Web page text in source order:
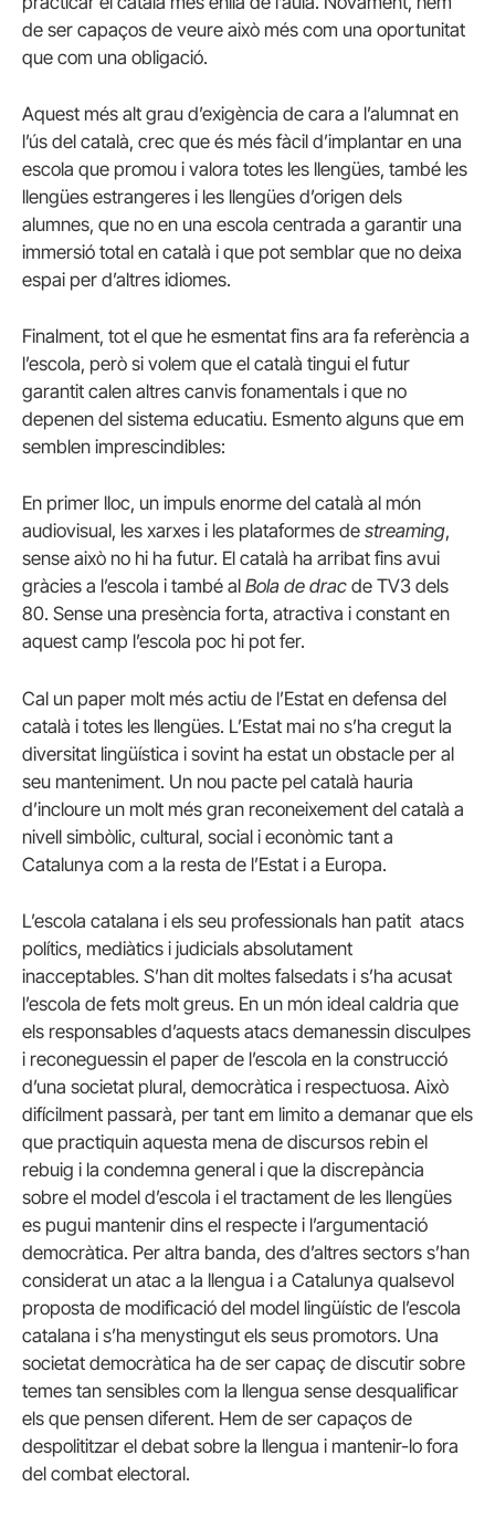
de ser capaços de veure això més com una oportunitat
que com una obligació.
Aquest més alt grau d’exigència de cara a l’alumnat en
l’ús del català, crec que és més fàcil d’implantar en una
escola que promou i valora totes les llengües, també les
llengües estrangeres i les llengües d’origen dels
alumnes, que no en una escola centrada a garantir una
immersió total en català i que pot semblar que no deixa
espai per d’altres idiomes.
Finalment, tot el que he esmentat fins ara fa referència a
l’escola, però si volem que el català tingui el futur
garantit calen altres canvis fonamentals i que no
depenen del sistema educatiu. Esmento alguns que em
semblen imprescindibles:
En primer lloc, un impuls enorme del català al món
audiovisual, les xarxes i les plataformes de streaming,
sense això no hi ha futur. El català ha arribat fins avui
gràcies a l’escola i també al Bola de drac de TV3 dels
80. Sense una presència forta, atractiva i constant en
aquest camp l’escola poc hi pot fer.
Cal un paper molt més actiu de l’Estat en defensa del
català i totes les llengües. L’Estat mai no s’ha cregut la
diversitat lingüística i sovint ha estat un obstacle per al
seu manteniment. Un nou pacte pel català hauria
d’incloure un molt més gran reconeixement del català a
nivell simbòlic, cultural, social i econòmic tant a
Catalunya com a la resta de l’Estat i a Europa.
L’escola catalana i els seu professionals han patit atacs
polítics, mediàtics i judicials absolutament
inacceptables. S’han dit moltes falsedats i s’ha acusat
l’escola de fets molt greus. En un món ideal caldria que
els responsables d’aquests atacs demanessin disculpes
i reconeguessin el paper de l’escola en la construcció
d’una societat plural, democràtica i respectuosa. Això
difícilment passarà, per tant em limito a demanar que els
que practiquin aquesta mena de discursos rebin el
rebuig i la condemna general i que la discrepància
sobre el model d’escola i el tractament de les llengües
es pugui mantenir dins el respecte i l’argumentació
democràtica. Per altra banda, des d’altres sectors s’han
considerat un atac a la llengua i a Catalunya qualsevol
proposta de modificació del model lingüístic de l’escola
catalana i s’ha menystingut els seus promotors. Una
societat democràtica ha de ser capaç de discutir sobre
temes tan sensibles com la llengua sense desqualificar
els que pensen diferent. Hem de ser capaços de
despolititzar el debat sobre la llengua i mantenir-lo fora
del combat electoral.